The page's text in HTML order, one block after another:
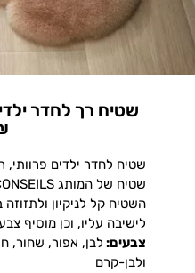
שטיח לחדר ילדים פרוותי,
שטיח של המותג TROISCONSEILS, מ100% פוליאסטר.
השטיח קל לניקיון
לישיבה עליו, וכן מוסיף
צבעים: לבן, אפור, שחור,
ולבן-קרם